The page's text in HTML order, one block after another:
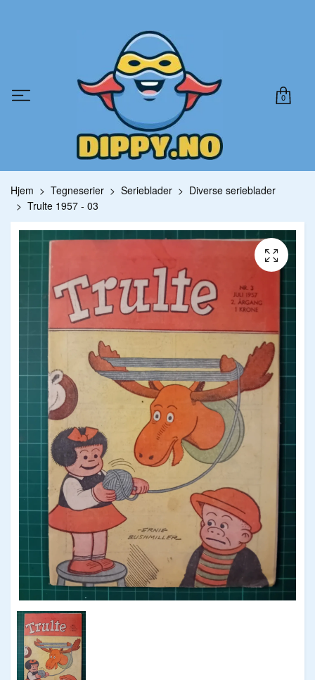
0
Hjem Tegneserier Serieblader
Diverse serieblader
Trulte 1957 - 03